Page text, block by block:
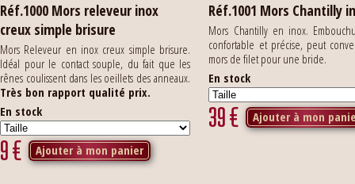
Réf.1000 Mors releveur inox
creux simple brisure
Mors Releveur en inox creux simple brisure.
Idéal pour le contact souple, du fait que les
rênes coulissent dans les oeillets des anneaux.
Très bon rapport qualité prix.
En stock
9€ Ajouter à mon panier
Réf.1001 Mors Chantilly
Mors Chantilly en inox.
confortable et précise, peut
mors de filet pour une bride.
En stock
39€ Ajouter à mon